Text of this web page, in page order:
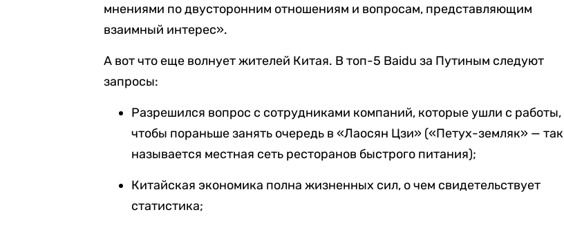
мнениями по двусторонним отношениям и вопросам, представляющим
взаимный интерес».
А вот что еще волнует жителей Китая. В топ-5 Baidu за Путиным следуют
запросы:
Разрешился вопрос с сотрудниками компаний, которые ушли с работы,
чтобы пораньше занять очередь в «Лаосян Цзи» («Петух-земляк» — так
называется местная сеть ресторанов быстрого питания);
Китайская экономика полна жизненных сил, о чем свидетельствует
статистика;